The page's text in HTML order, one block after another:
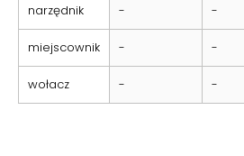
narzędnik - -
miejscownik - -
wołacz - -